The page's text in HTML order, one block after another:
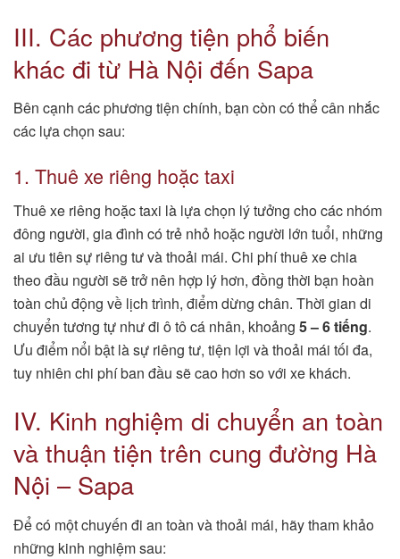
III. Các phương tiện phổ biến
khác đi từ Hà Nội đến Sapa
Bên cạnh các phương tiện chính, bạn còn có thể cân nhắc
các lựa chọn sau:
1. Thuê xe riêng hoặc taxi
Thuê xe riêng hoặc taxi là lựa chọn lý tưởng cho các nhóm
đông người, gia đình có trẻ nhỏ hoặc người lớn tuổi, những
ai ưu tiên sự riêng tư và thoải mái. Chi phí thuê xe chia
theo đầu người sẽ trở nên hợp lý hơn, đồng thời bạn hoàn
toàn chủ động về lịch trình, điểm dừng chân. Thời gian di
chuyển tương tự như đi ô tô cá nhân, khoảng 5 – 6 tiếng.
Ưu điểm nổi bật là sự riêng tư, tiện lợi và thoải mái tối đa,
tuy nhiên chi phí ban đầu sẽ cao hơn so với xe khách.
IV. Kinh nghiệm di chuyển an toàn
và thuận tiện trên cung đường Hà
Nội – Sapa
Để có một chuyến đi an toàn và thoải mái, hãy tham khảo
những kinh nghiệm sau: